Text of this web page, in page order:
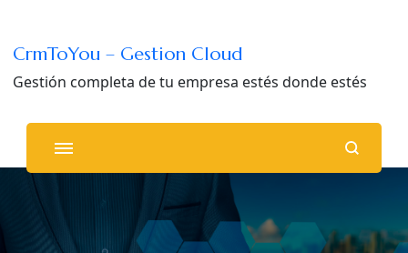
CrmToYou – Gestion Cloud
Gestión completa de tu empresa estés donde estés